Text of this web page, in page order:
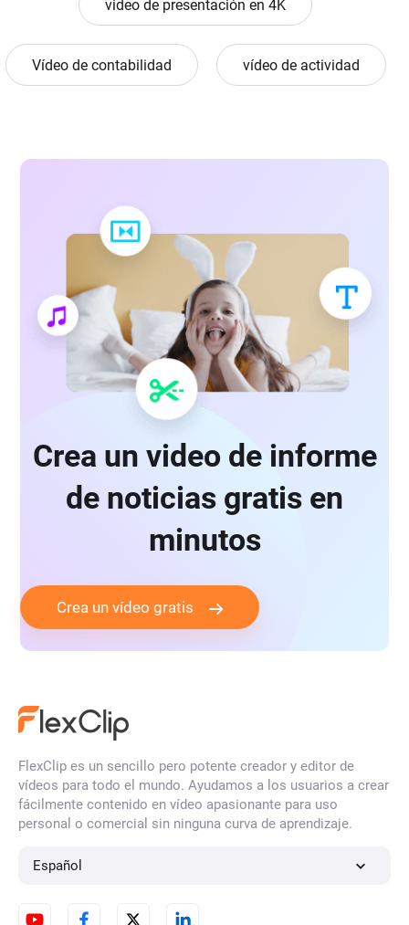
video de presentación en 4K
Vídeo de contabilidad vídeo de actividad
Crea un video de informe
de noticias gratis en
minutos
Crea un vídeo gratis
FlexClip es un sencillo pero potente creador y editor de
vídeos para todo el mundo. Ayudamos a los usuarios a crear
fácilmente contenido en vídeo apasionante para uso
personal o comercial sin ninguna curva de aprendizaje.
Español